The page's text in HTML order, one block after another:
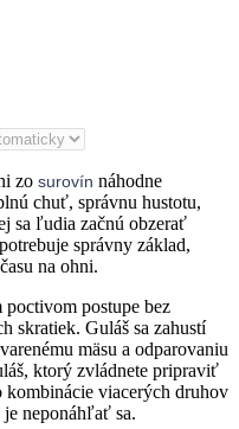
zo surovín náhodne
chuť, správnu hustotu,
sa ľudia začnú obzerať
správny základ,
na ohni.
poctivom postupe bez
skratiek. Guláš sa zahustí
mäsu a odparovaniu
ktorý zvládnete pripraviť
viacerých druhov
je neponáhľať sa.